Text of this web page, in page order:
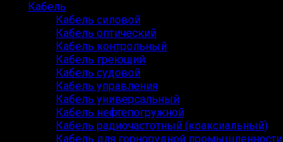
Кабель
Кабель силовой
Кабель оптический
Кабель контрольный
Кабель греющий
Кабель судовой
Кабель управления
Кабель универсальный
Кабель нефтепогружной
Кабель радиочастотный (коаксиальный)
Кабель для горнорудной промышленности